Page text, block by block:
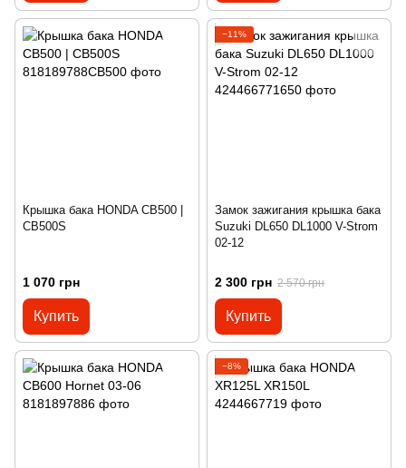
Крышка бака HONDA CB500 |
CB500S
1 070 грн
Купить
−11%
Замок зажигания крышка бака
Suzuki DL650 DL1000 V-Strom
02-12
2 300 грн 2 570 грн
Купить
−8%